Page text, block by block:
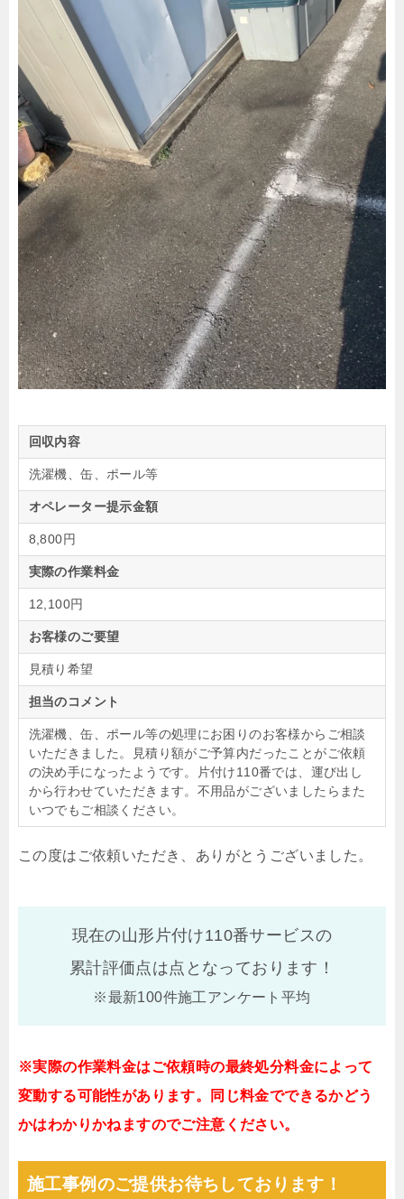
回収内容
洗濯機、缶、ポール等
オペレーター提示金額
8,800円
実際の作業料金
12,100円
お客様のご要望
見積り希望
担当のコメント
洗濯機、缶、ポール等の処理にお困りのお客様からご相談
いただきました。見積り額がご予算内だったことがご依頼
の決め手になったようです。片付け110番では、運び出し
から行わせていただきます。不用品がございましたらまた
いつでもご相談ください。
この度はご依頼いただき、ありがとうございました。
現在の山形片付け110番サービスの
累計評価点は点となっております！
※最新100件施工アンケート平均
※実際の作業料金はご依頼時の最終処分料金によって
変動する可能性があります。同じ料金でできるかどう
かはわかりかねますのでご注意ください。
施工事例のご提供お待ちしております！